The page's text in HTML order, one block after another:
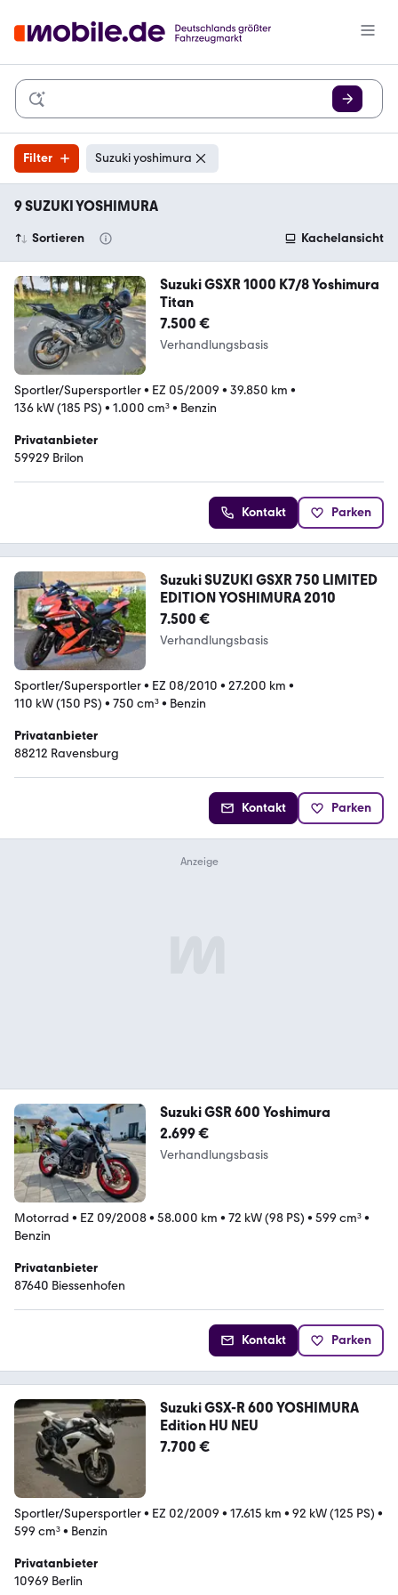
Filter Suzuki yoshimura
9 SUZUKI YOSHIMURA
Sortieren Kachelansicht
Suzuki GSXR 1000 K7/8 Yoshimura
Titan
7.500 €
Verhandlungsbasis
Sportler/Supersportler• EZ 05/2009 • 39.850 km •
136 kW (185 PS) • 1.000 cm³• Benzin
Privatanbieter
59929 Brilon
Kontakt Parken
Suzuki SUZUKI GSXR 750 LIMITED
EDITION YOSHIMURA 2010
7.500 €
Verhandlungsbasis
Sportler/Supersportler• EZ 08/2010 • 27.200 km •
110 kW (150 PS) • 750 cm³• Benzin
Privatanbieter
88212 Ravensburg
Kontakt Parken
Suzuki GSR 600 Yoshimura
2.699 €
Verhandlungsbasis
Motorrad • EZ 09/2008• 58.000 km • 72 kW (98 PS) • 599 cm³•
Benzin
Privatanbieter
87640 Biessenhofen
Kontakt Parken
Suzuki GSX-R 600 YOSHIMURA
Edition HU NEU
7.700 €
Sportler/Supersportler• EZ 02/2009 • 17.615 km • 92 kW (125 PS) •
599 cm³• Benzin
Privatanbieter
10969 Berlin